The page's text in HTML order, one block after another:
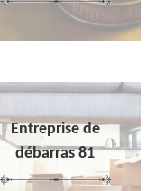
Entreprise de
débarras 81